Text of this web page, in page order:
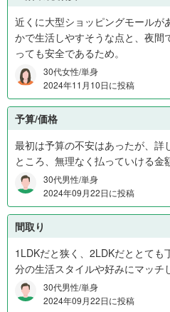
近くに大型ショッピングモールが
かで生活しやすそうな点と、夜間
っても安全であるため。
30代女性/単身
2024年11月10日に投稿
予算/価格
最初は予算の不安はあったが、詳
ところ、無理なく払っていける金
30代男性/単身
2024年09月22日に投稿
間取り
1LDKだと狭く、2LDKだととても
分の生活スタイルや好みにマッチ
30代男性/単身
2024年09月22日に投稿